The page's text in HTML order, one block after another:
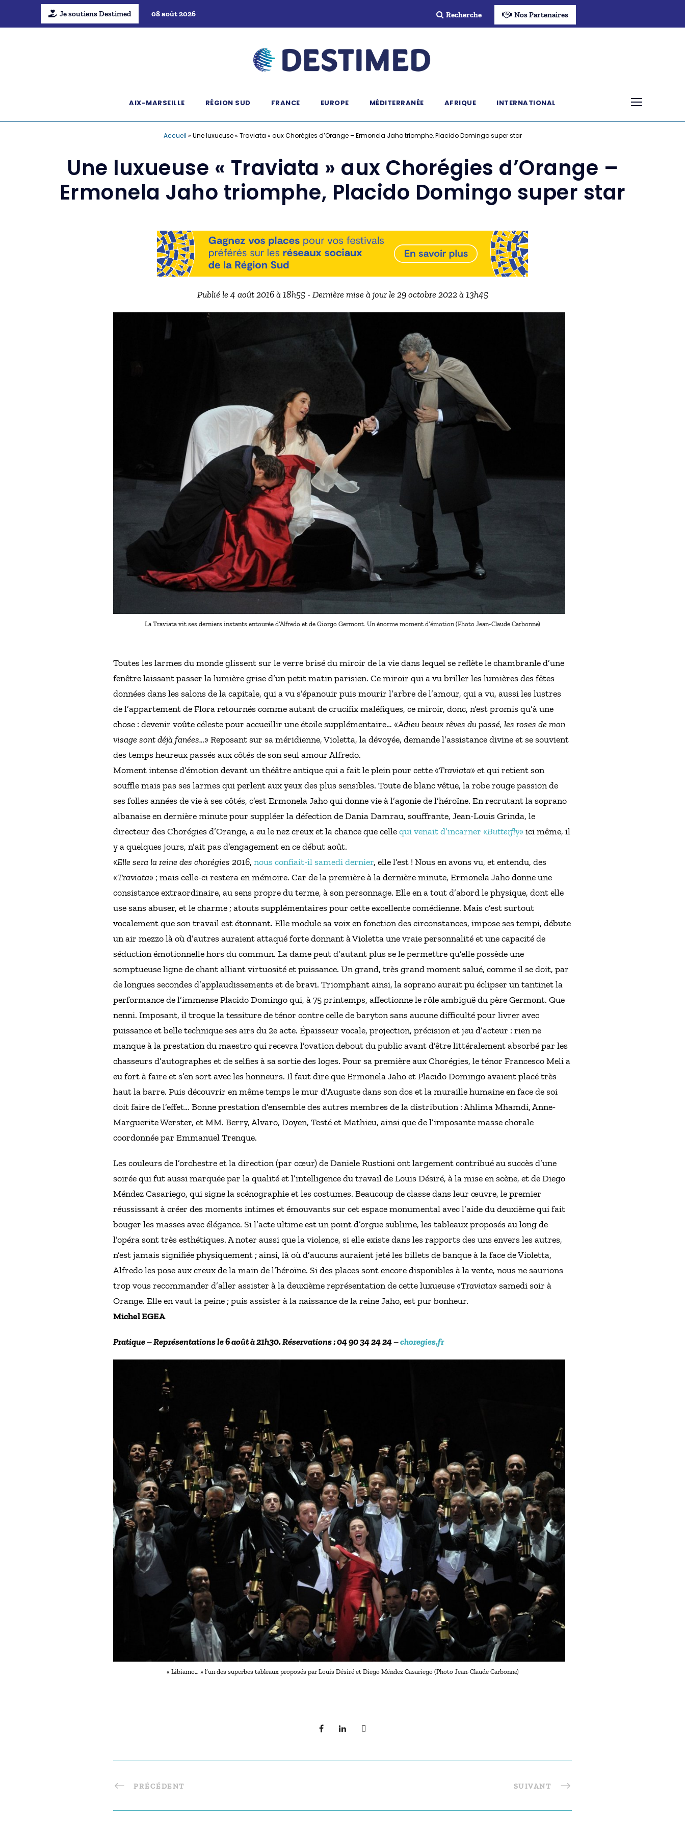
Je soutiens Destimed 08 août 2026 Recherche Nos Partenaires
AIX-MARSEILLE RÉGION SUD FRANCE EUROPE MÉDITERRANÉE AFRIQUE INTERNATIONAL
Accueil » Une luxueuse « Traviata » aux Chorégies d’Orange – Ermonela Jaho triomphe, Placido Domingo super star
Une luxueuse « Traviata » aux Chorégies d’Orange –
Ermonela Jaho triomphe, Placido Domingo super star
Publié le 4 août 2016 à 18h55 - Dernière mise à jour le 29 octobre 2022 à 13h45
La Traviata vit ses derniers instants entourée d’Alfredo et de Giorgo Germont. Un énorme moment d’émotion (Photo Jean-Claude Carbonne)
Toutes les larmes du monde glissent sur le verre brisé du miroir de la vie dans lequel se reflète le chambranle d’une
fenêtre laissant passer la lumière grise d’un petit matin parisien. Ce miroir qui a vu briller les lumières des fêtes
données dans les salons de la capitale, qui a vu s’épanouir puis mourir l’arbre de l’amour, qui a vu, aussi les lustres
de l’appartement de Flora retournés comme autant de crucifix maléfiques, ce miroir, donc, n’est promis qu’à une
chose : devenir voûte céleste pour accueillir une étoile supplémentaire… «Adieu beaux rêves du passé, les roses de mon
visage sont déjà fanées…» Reposant sur sa méridienne, Violetta, la dévoyée, demande l’assistance divine et se souvient
des temps heureux passés aux côtés de son seul amour Alfredo.
Moment intense d’émotion devant un théâtre antique qui a fait le plein pour cette «Traviata» et qui retient son
souffle mais pas ses larmes qui perlent aux yeux des plus sensibles. Toute de blanc vêtue, la robe rouge passion de
ses folles années de vie à ses côtés, c’est Ermonela Jaho qui donne vie à l’agonie de l’héroïne. En recrutant la soprano
albanaise en dernière minute pour suppléer la défection de Dania Damrau, souffrante, Jean-Louis Grinda, le
directeur des Chorégies d’Orange, a eu le nez creux et la chance que cellequi venait d’incarner «Butterfly»ici même, il
y a quelques jours, n’ait pas d’engagement en ce début août.
«Elle sera la reine des chorégies 2016, nous confiait-il samedi dernier, elle l’est ! Nous en avons vu, et entendu, des
«Traviata» ; mais celle-ci restera en mémoire. Car de la première à la dernière minute, Ermonela Jaho donne une
consistance extraordinaire, au sens propre du terme, à son personnage. Elle en a tout d’abord le physique, dont elle
use sans abuser, et le charme ; atouts supplémentaires pour cette excellente comédienne. Mais c’est surtout
vocalement que son travail est étonnant. Elle module sa voix en fonction des circonstances, impose ses tempi, débute
un air mezzo là où d’autres auraient attaqué forte donnant à Violetta une vraie personnalité et une capacité de
séduction émotionnelle hors du commun. La dame peut d’autant plus se le permettre qu’elle possède une
somptueuse ligne de chant alliant virtuosité et puissance. Un grand, très grand moment salué, comme il se doit, par
de longues secondes d’applaudissements et de bravi. Triomphant ainsi, la soprano aurait pu éclipser un tantinet la
performance de l’immense Placido Domingo qui, à 75 printemps, affectionne le rôle ambiguë du père Germont. Que
nenni. Imposant, il troque la tessiture de ténor contre celle de baryton sans aucune difficulté pour livrer avec
puissance et belle technique ses airs du 2e acte. Épaisseur vocale, projection, précision et jeu d’acteur : rien ne
manque à la prestation du maestro qui recevra l’ovation debout du public avant d’être littéralement absorbé par les
chasseurs d’autographes et de selfies à sa sortie des loges. Pour sa première aux Chorégies, le ténor Francesco Meli a
eu fort à faire et s’en sort avec les honneurs. Il faut dire que Ermonela Jaho et Placido Domingo avaient placé très
haut la barre. Puis découvrir en même temps le mur d’Auguste dans son dos et la muraille humaine en face de soi
doit faire de l’effet… Bonne prestation d’ensemble des autres membres de la distribution : Ahlima Mhamdi, Anne-
Marguerite Werster, et MM. Berry, Alvaro, Doyen, Testé et Mathieu, ainsi que de l’imposante masse chorale
coordonnée par Emmanuel Trenque.
Les couleurs de l’orchestre et la direction (par cœur) de Daniele Rustioni ont largement contribué au succès d’une
soirée qui fut aussi marquée par la qualité et l’intelligence du travail de Louis Désiré, à la mise en scène, et de Diego
Méndez Casariego, qui signe la scénographie et les costumes. Beaucoup de classe dans leur œuvre, le premier
réussissant à créer des moments intimes et émouvants sur cet espace monumental avec l’aide du deuxième qui fait
bouger les masses avec élégance. Si l’acte ultime est un point d’orgue sublime, les tableaux proposés au long de
l’opéra sont très esthétiques. A noter aussi que la violence, si elle existe dans les rapports des uns envers les autres,
n’est jamais signifiée physiquement ; ainsi, là où d’aucuns auraient jeté les billets de banque à la face de Violetta,
Alfredo les pose aux creux de la main de l’héroïne. Si des places sont encore disponibles à la vente, nous ne saurions
trop vous recommander d’aller assister à la deuxième représentation de cette luxueuse «Traviata» samedi soir à
Orange. Elle en vaut la peine ; puis assister à la naissance de la reine Jaho, est pur bonheur.
Michel EGEA
Pratique – Représentations le 6 août à 21h30. Réservations : 04 90 34 24 24 –choregies.fr
« Libiamo… » l’un des superbes tableaux proposés par Louis Désiré et Diego Méndez Casariego (Photo Jean-Claude Carbonne)
PRÉCÉDENT SUIVANT